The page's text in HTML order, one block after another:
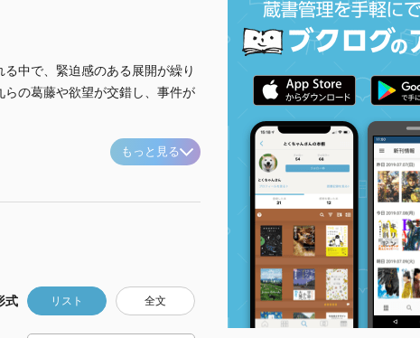
中で、緊迫感のある展開が繰り
の葛藤や欲望が交錯し、事件が
もっと見る
式 リスト 全文